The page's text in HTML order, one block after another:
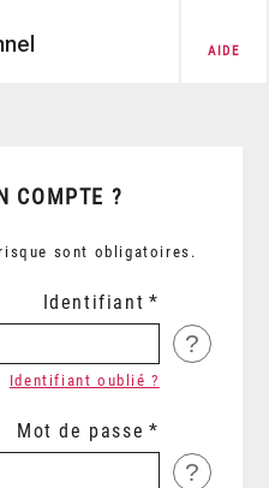
AIDE
COMPTE ?
sont obligatoires.
Identifiant
?
Identifiant oublié ?
Mot de passe
?